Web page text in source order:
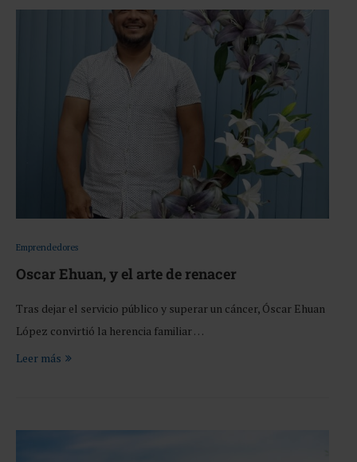
Emprendedores
Oscar Ehuan, y el arte de renacer
Tras dejar el servicio público y superar un cáncer, Óscar Ehuan
López convirtió la herencia familiar …
Leer más